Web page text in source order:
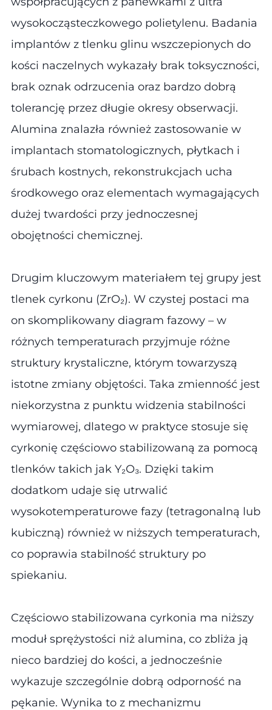
wysokocząsteczkowego polietylenu. Badania
implantów z tlenku glinu wszczepionych do
kości naczelnych wykazały brak toksyczności,
brak oznak odrzucenia oraz bardzo dobrą
tolerancję przez długie okresy obserwacji.
Alumina znalazła również zastosowanie w
implantach stomatologicznych, płytkach i
śrubach kostnych, rekonstrukcjach ucha
środkowego oraz elementach wymagających
dużej twardości przy jednoczesnej
obojętności chemicznej.
Drugim kluczowym materiałem tej grupy jest
tlenek cyrkonu (ZrO₂). W czystej postaci ma
on skomplikowany diagram fazowy – w
różnych temperaturach przyjmuje różne
struktury krystaliczne, którym towarzyszą
istotne zmiany objętości. Taka zmienność jest
niekorzystna z punktu widzenia stabilności
wymiarowej, dlatego w praktyce stosuje się
cyrkonię częściowo stabilizowaną za pomocą
tlenków takich jak Y₂O₃. Dzięki takim
dodatkom udaje się utrwalić
wysokotemperaturowe fazy (tetragonalną lub
kubiczną) również w niższych temperaturach,
co poprawia stabilność struktury po
spiekaniu.
Częściowo stabilizowana cyrkonia ma niższy
moduł sprężystości niż alumina, co zbliża ją
nieco bardziej do kości, a jednocześnie
wykazuje szczególnie dobrą odporność na
pękanie. Wynika to z mechanizmu